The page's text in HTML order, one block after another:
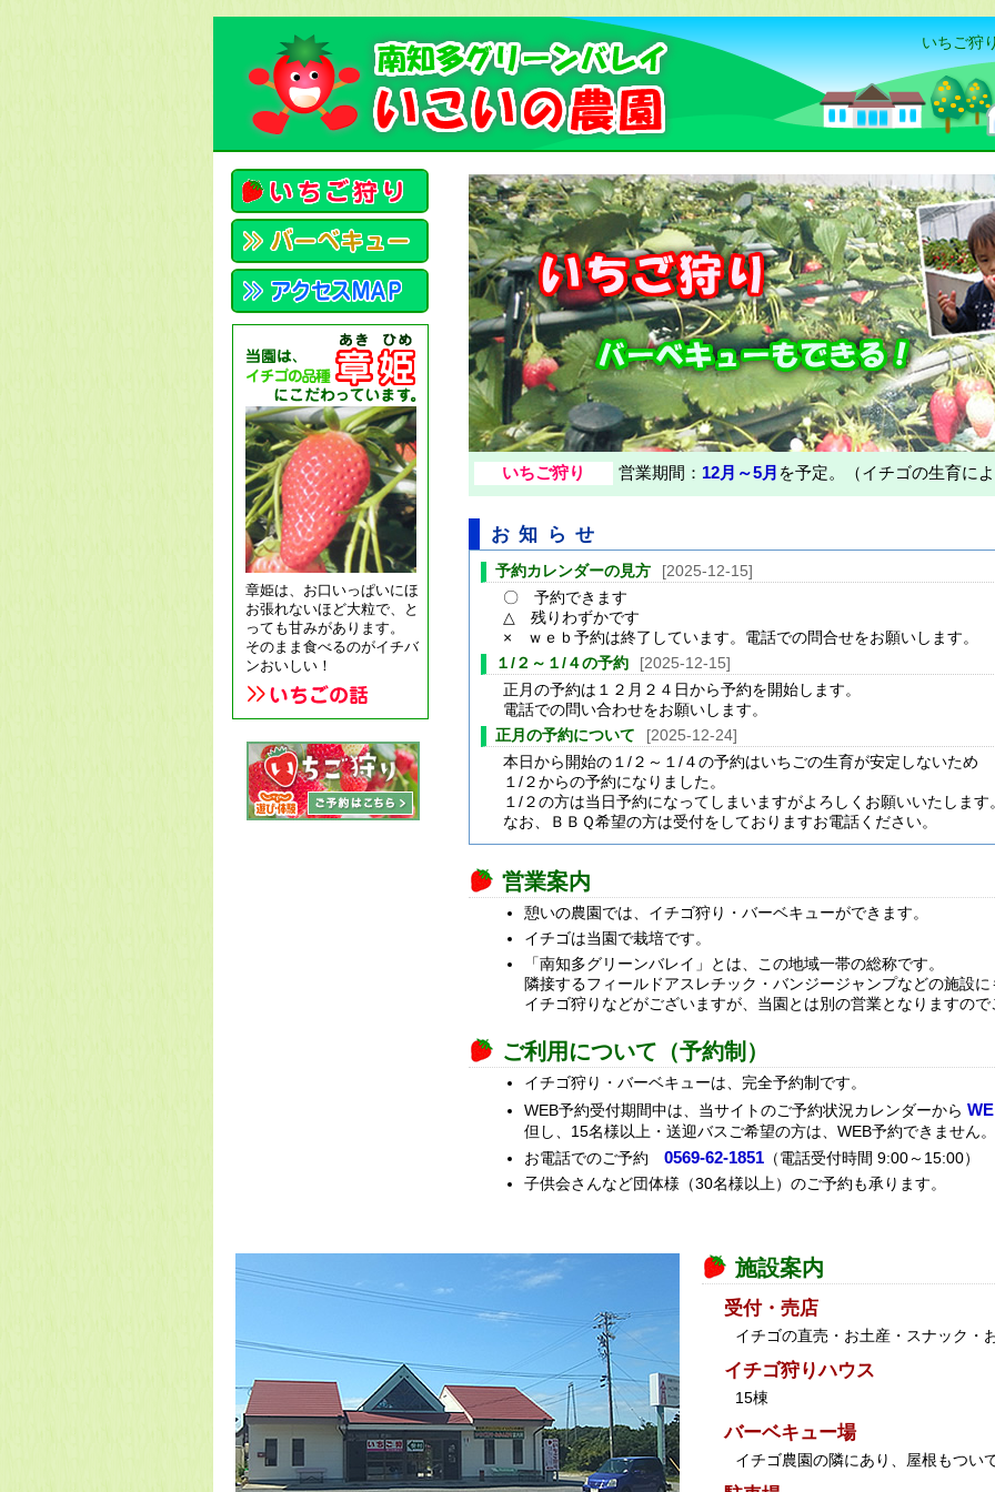
いちご狩
章姫は、お口いっぱいにほ
お張れないほど大粒で、と
っても甘みがあります。
そのまま食べるのがイチバ
ンおいしい！
いちご狩り 営業期間： 12月～5月 を予定。（イチゴの生育に
お知らせ
予約カレンダーの見方
[2025-12-15]
〇 予約できます
△ 残りわずかです
× ｗｅｂ予約は終了しています。電話での問合せをお願いします。
１/２～１/４の予約
[2025-12-15]
正月の予約は１２月２４日から予約を開始します。
電話での問い合わせをお願いします。
正月の予約について
[2025-12-24]
本日から開始の１/２～１/４の予約はいちごの生育が安定しないため
１/２からの予約になりました。
１/２の方は当日予約になってしまいますがよろしくお願いいたします
なお、ＢＢＱ希望の方は受付をしておりますお電話ください。
営業案内
憩いの農園では、イチゴ狩り・バーベキューができます。
イチゴは当園で栽培です。
「南知多グリーンバレイ」とは、この地域一帯の総称です。
隣接するフィールドアスレチック・バンジージャンプなどの施設に
イチゴ狩りなどがございますが、当園とは別の営業となりますの
ご利用について（予約制）
イチゴ狩り・バーベキューは、完全予約制です。
WEB予約受付期間中は、当サイトのご予約状況カレンダーから
但し、15名様以上・送迎バスご希望の方は、WEB予約できません
お電話でのご予約 0569-62-1851 （電話受付時間 9:00～15:00）
子供会さんなど団体様（30名様以上）のご予約も承ります。
施設案内
受付・売店
イチゴの直売・お土産・スナック・
イチゴ狩りハウス
15棟
バーベキュー場
イチゴ農園の隣にあり、屋根もつい